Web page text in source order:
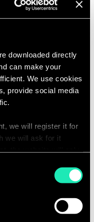
downloaded directly
can make your
We use cookies
provide social media
we will register it for
we will ask for it
the cookies used,
via our
operative
e analisi
domini di
es: Data
Databricks)
analisi di
ai seminari).